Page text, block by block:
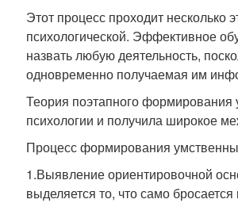
Этот процесс проходит
психологической. Эффективное
назвать любую деятельность,
одновременно получаемая им
Теория поэтапного формирования
психологии и получила широкое
Процесс формирования
1.Выявление ориентировочной
выделяется то, что само бросается